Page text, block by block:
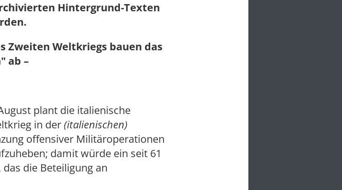
Hintergrund-Texten
Zweiten Weltkriegs bauen das
ab –
plant die italienische
in der(italienischen)
offensiver Militäroperationen
damit würde ein seit 61
die Beteiligung an